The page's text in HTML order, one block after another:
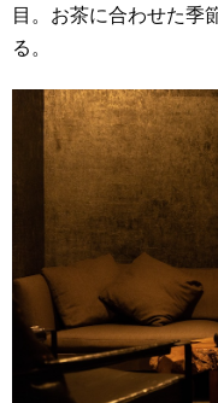
目。お茶に合わせた季
る。